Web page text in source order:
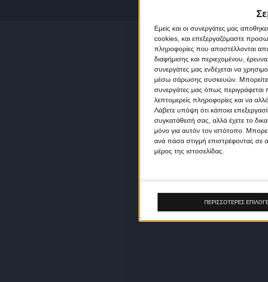
Εμείς και οι συνεργάτες μας
cookies, και επεξεργαζόμαστε
πληροφορίες που αποστέλλονται από
διαφήμισης και περιεχομένου,
συνεργάτες μας ενδέχεται να
μέσω σάρωσης συσκευών. Μπορείτε
συνεργάτες μας όπως
λεπτομερείς πληροφορίες και να
Λάβετε υπόψη ότι κάποια
συγκατάθεσή σας, αλλά έχετε το
μόνο για αυτόν τον ιστότοπο.
ανά πάσα στιγμή επιστρέφοντας σε
μέρος της ιστοσελίδας.
ΠΕΡΙΣΣΟΤΕΡΕΣ